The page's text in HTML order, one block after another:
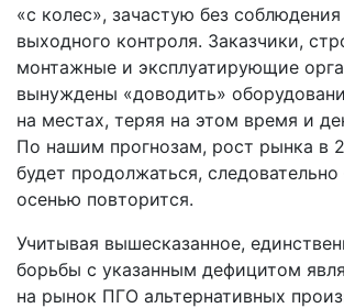
«с колес», зачастую без
выходного контроля. Заказчики,
монтажные и эксплуатирующие
вынуждены «доводить»
на местах, теряя на этом время и
По нашим прогнозам, рост рынка в
будет продолжаться,
осенью повторится.
Учитывая вышесказанное,
борьбы с указанным дефицитом
на рынок ПГО альтернативных